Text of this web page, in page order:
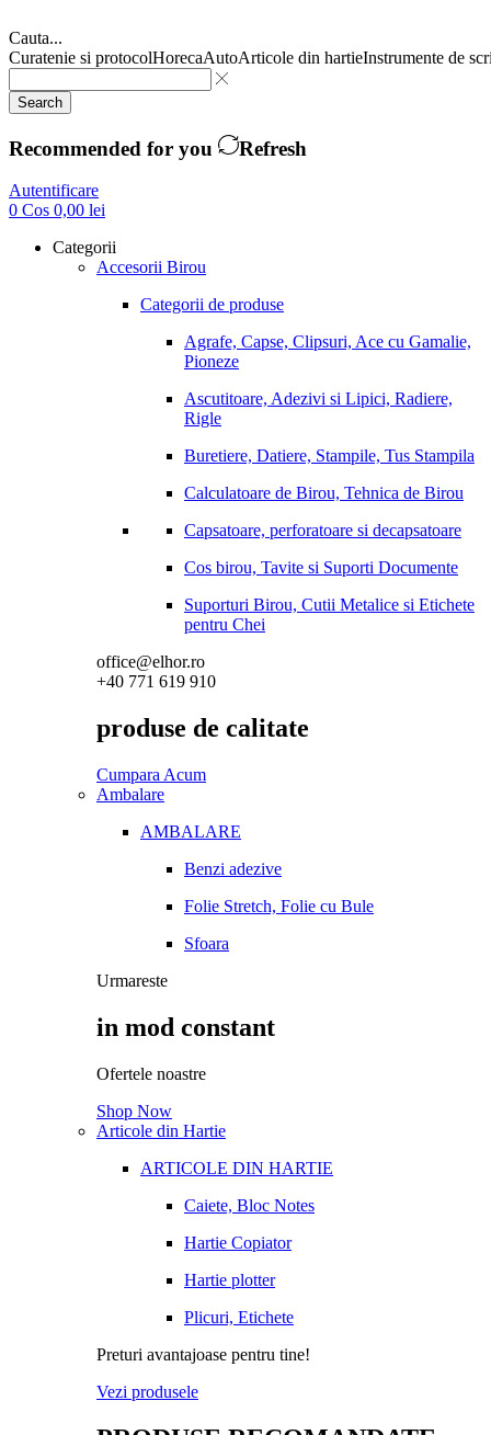
Cauta...
Curatenie si protocolHorecaAutoArticole din hartieInstrumente de
Search
Recommended for you Refresh
Autentificare
0 Cos 0,00 lei
Categorii
Accesorii Birou
Categorii de produse
Agrafe, Capse, Clipsuri, Ace cu Gamalie,
Pioneze
Ascutitoare, Adezivi si Lipici, Radiere,
Rigle
Buretiere, Datiere, Stampile, Tus Stampila
Calculatoare de Birou, Tehnica de Birou
Capsatoare, perforatoare si decapsatoare
Cos birou, Tavite si Suporti Documente
Suporturi Birou, Cutii Metalice si Etichete
pentru Chei
office@elhor.ro
+40 771 619 910
produse de calitate
Cumpara Acum
Ambalare
AMBALARE
Benzi adezive
Folie Stretch, Folie cu Bule
Sfoara
Urmareste
in mod constant
Ofertele noastre
Shop Now
Articole din Hartie
ARTICOLE DIN HARTIE
Caiete, Bloc Notes
Hartie Copiator
Hartie plotter
Plicuri, Etichete
Preturi avantajoase pentru tine!
Vezi produsele